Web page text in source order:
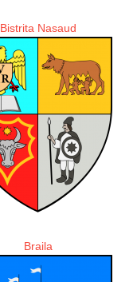
Bistrita Nasaud
Braila